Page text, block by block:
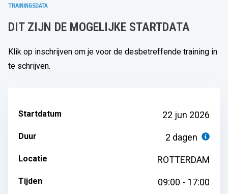
TRAININGSDATA
DIT ZIJN DE MOGELIJKE STARTDATA
Klik op inschrijven om je voor de desbetreffende training in
te schrijven.
Startdatum 22 jun 2026
Duur 2 dagen
Locatie ROTTERDAM
Tijden 09:00 - 17:00